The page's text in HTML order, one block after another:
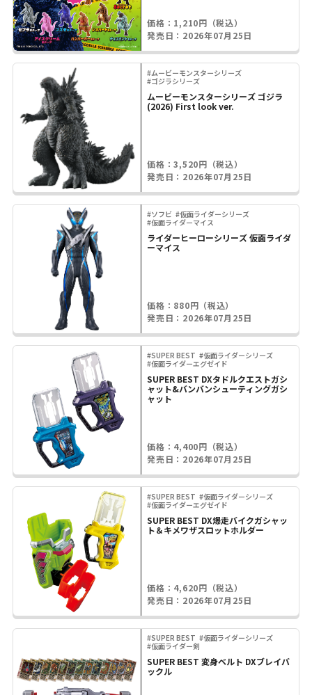
価格：1,210円（税込）
発売日：2026年07月25日
#ムービーモンスターシリーズ
#ゴジラシリーズ
ムービーモンスターシリーズ ゴジラ
(2026) First look ver.
価格：3,520円（税込）
発売日：2026年07月25日
#ソフビ #仮面ライダーシリーズ
#仮面ライダーマイス
ライダーヒーローシリーズ 仮面ライダ
ーマイス
価格：880円（税込）
発売日：2026年07月25日
#SUPER BEST #仮面ライダーシリーズ
#仮面ライダーエグゼイド
SUPER BEST DXタドルクエストガシ
ャット&バンバンシューティングガシ
ャット
価格：4,400円（税込）
発売日：2026年07月25日
#SUPER BEST #仮面ライダーシリーズ
#仮面ライダーエグゼイド
SUPER BEST DX爆走バイクガシャッ
ト＆キメワザスロットホルダー
価格：4,620円（税込）
発売日：2026年07月25日
#SUPER BEST #仮面ライダーシリーズ
#仮面ライダー剣
SUPER BEST 変身ベルト DXブレイバ
ックル